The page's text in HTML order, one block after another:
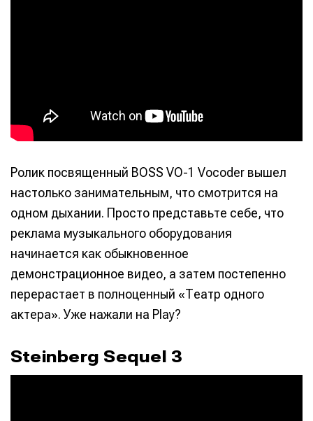
Ролик посвященный BOSS VO-1 Vocoder вышел
настолько занимательным, что смотрится на
одном дыхании. Просто представьте себе, что
реклама музыкального оборудования
начинается как обыкновенное
демонстрационное видео, а затем постепенно
перерастает в полноценный «Театр одного
актера». Уже нажали на Play?
Steinberg Sequel 3